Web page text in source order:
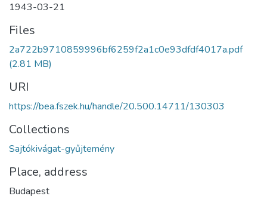
1943-03-21
Files
2a722b9710859996bf6259f2a1c0e93dfdf4017a.pdf
(2.81 MB)
URI
https://bea.fszek.hu/handle/20.500.14711/130303
Collections
Sajtókivágat-gyűjtemény
Place, address
Budapest